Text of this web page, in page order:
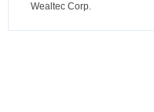
Wealtec Corp.